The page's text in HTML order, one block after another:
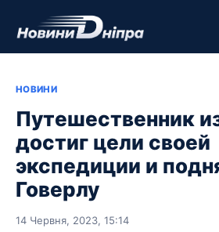
НОВИНИ
Путешественник
достиг цели своей
экспедиции и
Говерлу
14 Червня, 2023, 15:14